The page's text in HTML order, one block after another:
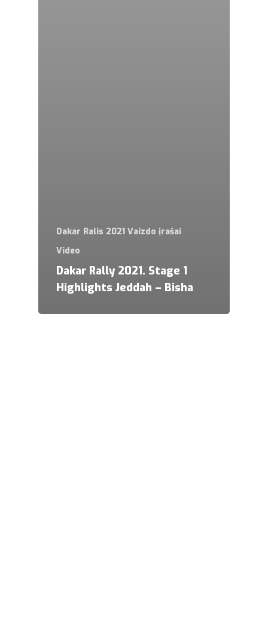
Dakar Ralis 2021 Vaizdo įrašai
Video
Dakar Rally 2021. Stage 1
Highlights Jeddah – Bisha